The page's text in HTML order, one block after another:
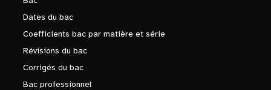
Dates du bac
Coefficients bac par matière et série
Révisions du bac
Corrigés du bac
Bac professionnel